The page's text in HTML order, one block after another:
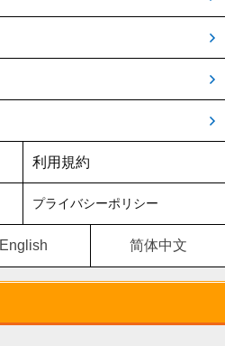
利用規約
プライバシーポリシー
简体中文
English